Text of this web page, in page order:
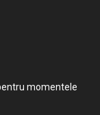
momentele